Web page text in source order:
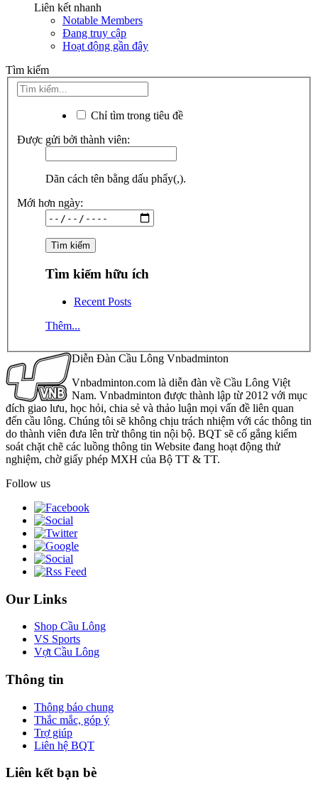
Liên kết nhanh
Notable Members
Đang truy cập
Hoạt động gần đây
Tìm kiếm
Chỉ tìm trong tiêu đề
Được gửi bởi thành viên:
Dãn cách tên bằng dấu phẩy(,).
Mới hơn ngày:
Tìm kiếm hữu ích
Recent Posts
Thêm...
Diễn Đàn Cầu Lông Vnbadminton
Vnbadminton.com là diễn đàn về Cầu Lông Việt
Nam. Vnbadminton được thành lập từ 2012 với mục
đích giao lưu, học hỏi, chia sẻ và thảo luận mọi vấn đề liên quan
đến cầu lông. Chúng tôi sẽ không chịu trách nhiệm với các thông tin
do thành viên đưa lên trừ thông tin nội bộ. BQT sẽ cố gắng kiểm
soát chặt chẽ các luồng thông tin Website đang hoạt động thử
nghiệm, chờ giấy phép MXH của Bộ TT & TT.
Follow us
Our Links
Shop Cầu Lông
VS Sports
Vợt Cầu Lông
Thông tin
Thông báo chung
Thắc mắc, góp ý
Trợ giúp
Liên hệ BQT
Liên kết bạn bè